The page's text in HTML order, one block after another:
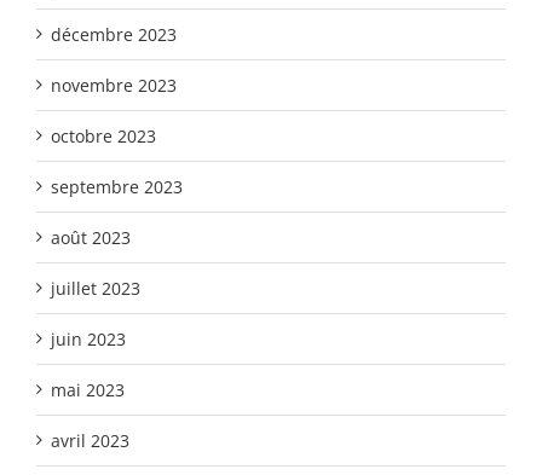
décembre 2023
novembre 2023
octobre 2023
septembre 2023
août 2023
juillet 2023
juin 2023
mai 2023
avril 2023